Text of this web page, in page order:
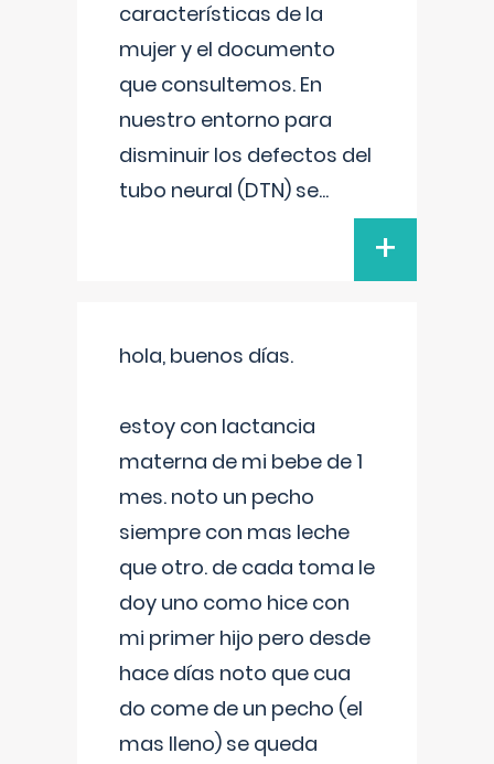
características de la
mujer y el documento
que consultemos. En
nuestro entorno para
disminuir los defectos del
tubo neural (DTN) se...
+
hola, buenos días.
estoy con lactancia
materna de mi bebe de 1
mes. noto un pecho
siempre con mas leche
que otro. de cada toma le
doy uno como hice con
mi primer hijo pero desde
hace días noto que cua
do come de un pecho (el
mas lleno) se queda